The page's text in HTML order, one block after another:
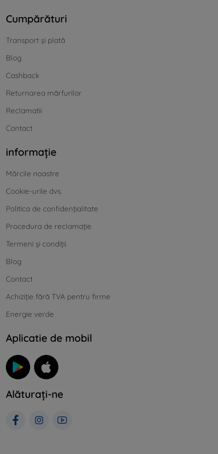
Cumpărături
Transport și plată
Blog
Cashback
Returnarea mărfurilor
Reclamatii
Contact
informație
Mărcile noastre
Cookie-urile dvs.
Politica de confidențialitate
Procedura de reclamație
Termeni și condiții
Blog
Contact
Achiziție fără TVA pentru firme
Energie verde
Aplicatie de mobil
Alăturați-ne